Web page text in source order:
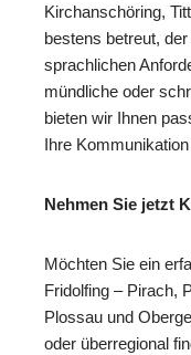
Kirchanschöring,
bestens betreut,
sprachlichen
mündliche oder
bieten wir Ihnen
Ihre
Nehmen Sie jetzt
Möchten Sie ein
Fridolfing – Pirach,
Plossau und
oder überregional